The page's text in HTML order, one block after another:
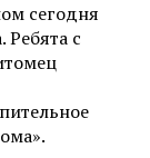
сегодня
Ребята с